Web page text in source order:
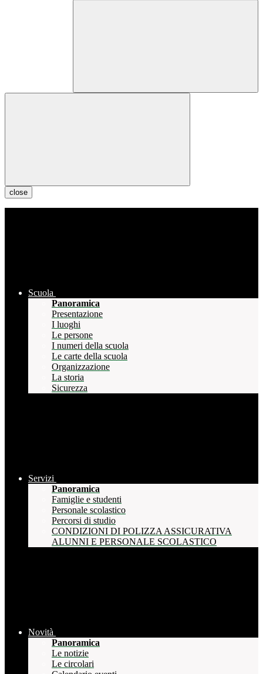
close
Scuola
Panoramica
Presentazione
I luoghi
Le persone
I numeri della scuola
Le carte della scuola
Organizzazione
La storia
Sicurezza
Servizi
Panoramica
Famiglie e studenti
Personale scolastico
Percorsi di studio
CONDIZIONI DI POLIZZA ASSICURATIVA
ALUNNI E PERSONALE SCOLASTICO
Novità
Panoramica
Le notizie
Le circolari